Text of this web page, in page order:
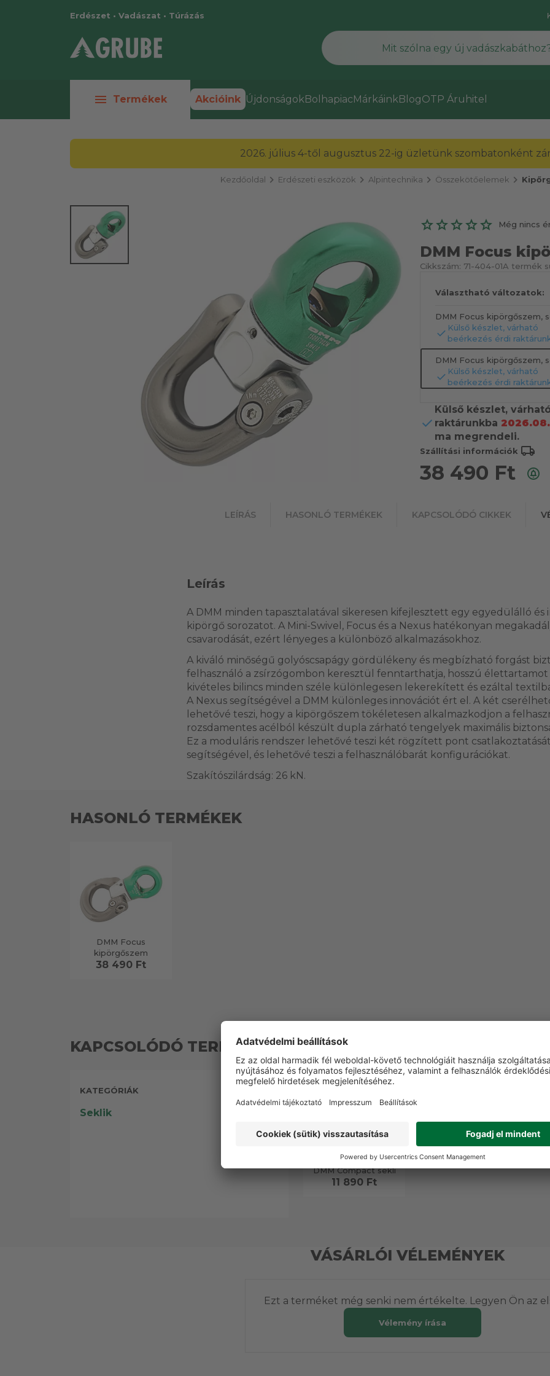
Erdészet • Vadászat • Túrázás
menu Termékek Akcióink ÚjdonságokBolhapiacMárkáinkBlogOTP Áruhitel
2026. július 4-től augusztus 22-ig üzletünk szombatonként
Kezdőoldal chevron_right Erdészeti eszközök chevron_right Alpintechnika chevron_right Összekötőelemek chevron_right
Még nincs
DMM Focus
Cikkszám: 71-404-01A termék
Választható változatok:
DMM Focus kipörgőszem,
Külső készlet, várható
beérkezés érdi
DMM Focus kipörgőszem,
Külső készlet, várható
beérkezés érdi
Külső készlet,
raktárunkba
ma megrendeli.
Szállítási információk local_shipping
38 490 Ft
LEÍRÁS HASONLÓ TERMÉKEK KAPCSOLÓDÓ CIKKEK
Leírás
A DMM minden tapasztalatával sikeresen kifejlesztett egy egyedülálló és
kipörgő sorozatot. A Mini-Swivel, Focus és a Nexus hatékonyan
csavarodását, ezért lényeges a különböző alkalmazásokhoz.
A kiváló minőségű golyóscsapágy gördülékeny és megbízható forgást
felhasználó a zsírzógombon keresztül fenntarthatja, hosszú élettartamot
kivételes bilincs minden széle különlegesen lekerekített és ezáltal
A Nexus segítségével a DMM különleges innovációt ért el. A két
lehetővé teszi, hogy a kipörgőszem tökéletesen alkalmazkodjon a
rozsdamentes acélból készült dupla zárható tengelyek maximális
Ez a moduláris rendszer lehetővé teszi két rögzített pont
segítségével, és lehetővé teszi a felhasználóbarát konfigurációkat.
Szakítószilárdság: 26 kN.
HASONLÓ TERMÉKEK
DMM Focus
kipörgőszem
38 490 Ft
KAPCSOLÓDÓ TERMÉKEK
KATEGÓRIÁK
Seklik
DMM Compact sekli
11 890 Ft
VÁSÁRLÓI VÉLEMÉNYEK
Ezt a terméket még senki nem értékelte. Legyen Ön az
Vélemény írása